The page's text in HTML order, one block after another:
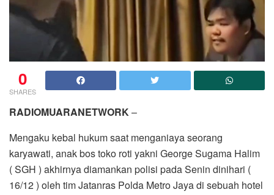
0
SHARES
RADIOMUARANETWORK–
Mengaku kebal hukum saat menganiaya seorang
karyawati, anak bos toko roti yakni George Sugama Halim
( SGH ) akhirnya diamankan polisi pada Senin dinihari (
16/12 ) oleh tim Jatanras Polda Metro Jaya di sebuah hotel